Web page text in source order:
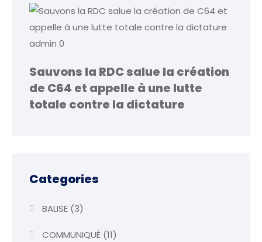
admin 0
Sauvons la RDC salue la création
de C64 et appelle à une lutte
totale contre la dictature
Categories
BALISE(3)
COMMUNIQUÉ(11)